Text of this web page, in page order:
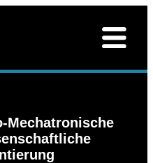
Mechatronische